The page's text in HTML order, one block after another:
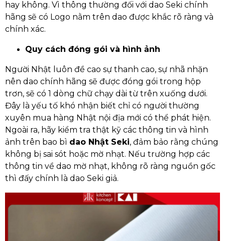
hay không. Vì thông thường đối với dao Seki chính
hãng sẽ có Logo nằm trên dao được khắc rõ ràng và
chính xác.
Quy cách đóng gói và hình ảnh
Người Nhật luôn đề cao sự thanh cao, sự nhã nhặn
nên dao chính hãng sẽ được đóng gói trong hộp
trơn, sẽ có 1 dòng chữ chạy dài từ trên xuống dưới.
Đây là yếu tố khó nhận biết chỉ có người thường
xuyên mua hàng Nhật nội địa mới có thể phát hiện.
Ngoài ra, hãy kiểm tra thật kỹ các thông tin và hình
ảnh trên bao bì dao Nhật Seki, đảm bảo rằng chúng
không bị sai sót hoặc mờ nhạt. Nếu trường hợp các
thông tin về dao mờ nhạt, không rõ ràng nguồn gốc
thì đấy chính là dao Seki giả.